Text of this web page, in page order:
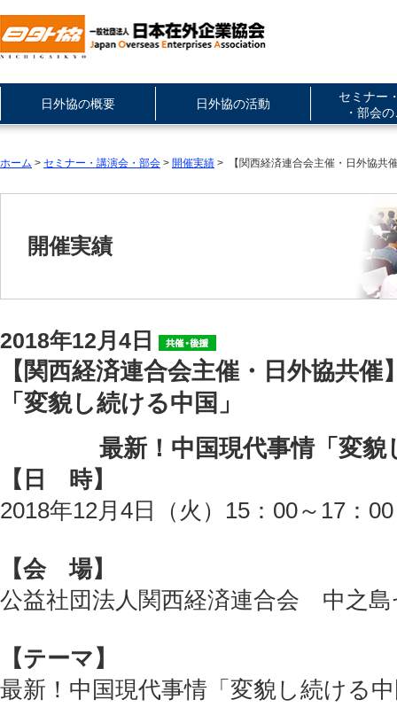
日外協の概要 日外協の活動
セミナー
・部会
ホーム > セミナー・講演会・部会 > 開催実績 > 【関西経済連合会主催・日外協共
開催実績
2018年12月4日
【関西経済連合会主催・日外協共
「変貌し続ける中国」
最新！中国現代事情「変貌
【日 時】
2018年12月4日（火）15：00～17：00
【会 場】
公益社団法人関西経済連合会 中之
【テーマ】
最新！中国現代事情「変貌し続ける